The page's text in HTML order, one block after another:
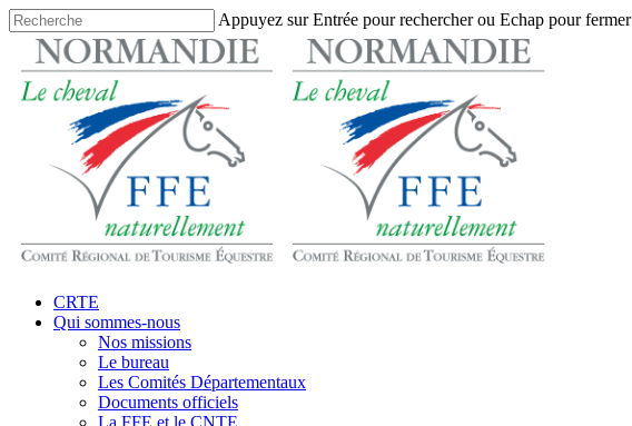
Skip
to
main
content
Appuyez sur Entrée pour rechercher ou Echap pour fermer
Close
Search
search
Menu
CRTE
Qui sommes-nous
Nos missions
Le bureau
Les Comités Départementaux
Documents officiels
La FFE et le CNTE